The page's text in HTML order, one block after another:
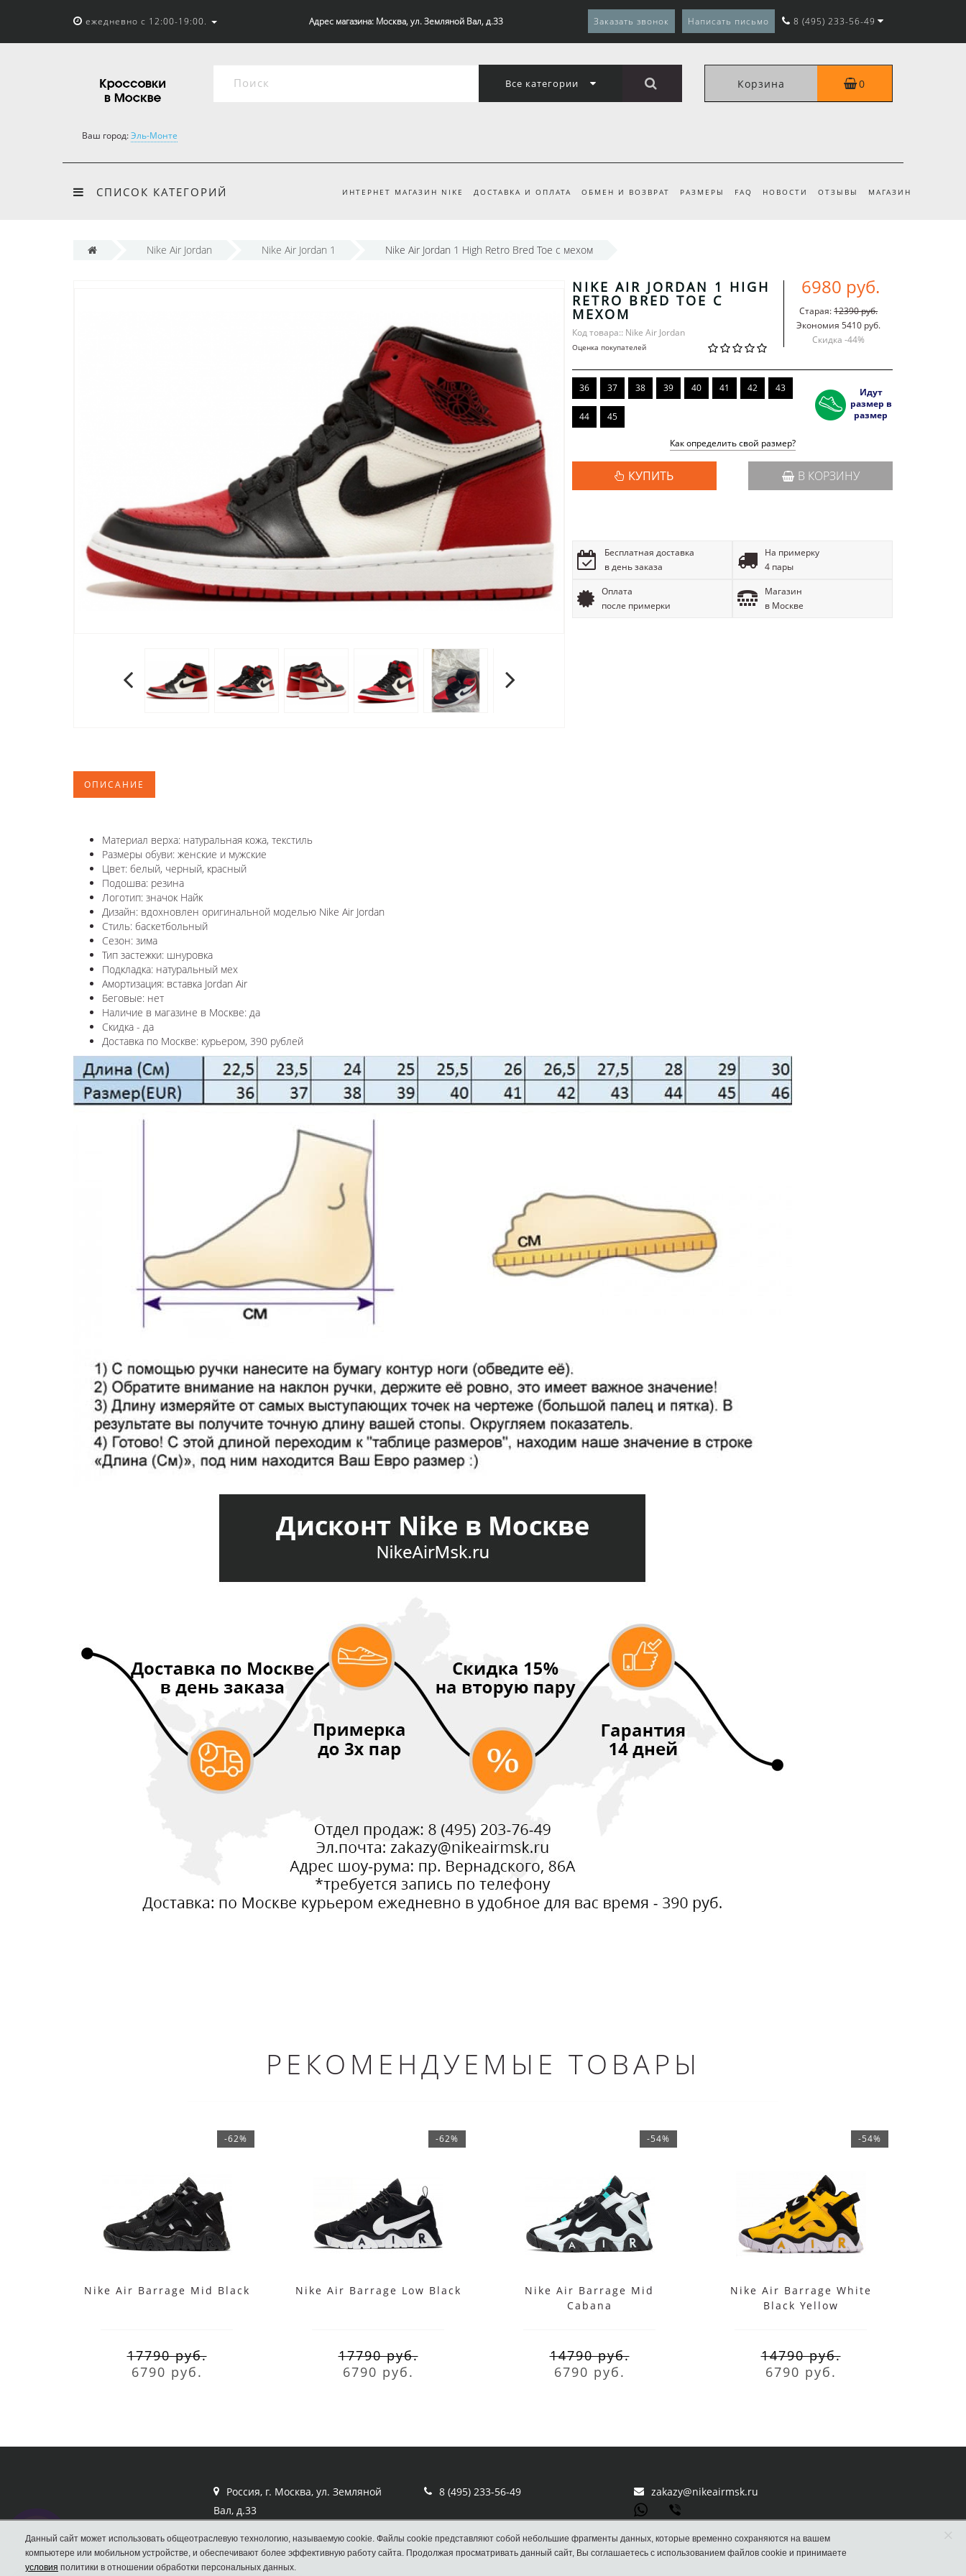
ежедневно с 12:00-19:00. Адрес магазина: Москва, ул. Земляной Вал, д.33 Заказать звонок Написать письмо 8 (495) 233-56-49
Все категории Корзина 0
Ваш город:Эль-Монте
СПИСОК КАТЕГОРИЙ ИНТЕРНЕТ МАГАЗИН NIKE ДОСТАВКА И ОПЛАТА ОБМЕН И ВОЗВРАТ РАЗМЕРЫ FAQ НОВОСТИ ОТЗЫВЫ МАГАЗИН
Nike Air Jordan Nike Air Jordan 1 Nike Air Jordan 1 High Retro Bred Toe с мехом
NIKE AIR JORDAN 1 HIGH
RETRO BRED TOE С
МЕХОМ
Код товара:: Nike Air Jordan
Оценка покупателей
6980 руб.
Старая:12390 руб.
Экономия 5410 руб.
Скидка -44%
36 37 38 39 40 41 42 43
44 45
Идут
размер в
размер
Как определить свой размер?
КУПИТЬ В КОРЗИНУ
Бесплатная доставка
в день заказа
На примерку
4 пары
Оплата
после примерки
Магазин
в Москве
ОПИСАНИЕ
Материал верха: натуральная кожа, текстиль
Размеры обуви: женские и мужские
Цвет: белый, черный, красный
Подошва: резина
Логотип: значок Найк
Дизайн: вдохновлен оригинальной моделью Nike Air Jordan
Стиль: баскетбольный
Сезон: зима
Тип застежки: шнуровка
Подкладка: натуральный мех
Амортизация: вставка Jordan Air
Беговые: нет
Наличие в магазине в Москве: да
Скидка - да
Доставка по Москве: курьером, 390 рублей
РЕКОМЕНДУЕМЫЕ ТОВАРЫ
-62%
Nike Air Barrage Mid Black
17790 руб.
6790 руб.
-62%
Nike Air Barrage Low Black
17790 руб.
6790 руб.
-54%
Nike Air Barrage Mid
Cabana
14790 руб.
6790 руб.
-54%
Nike Air Barrage White
Black Yellow
14790 руб.
6790 руб.
Россия, г. Москва, ул. Земляной
Вал, д.33
8 (495) 233-56-49 zakazy@nikeairmsk.ru
Данный сайт может использовать общеотраслевую технологию, называемую cookie. Файлы cookie представляют собой небольшие фрагменты данных, которые временно сохраняются на вашем
компьютере или мобильном устройстве, и обеспечивают более эффективную работу сайта. Продолжая просматривать данный сайт, Вы соглашаетесь с использованием файлов cookie и принимаете
условия политики в отношении обработки персональных данных.
×